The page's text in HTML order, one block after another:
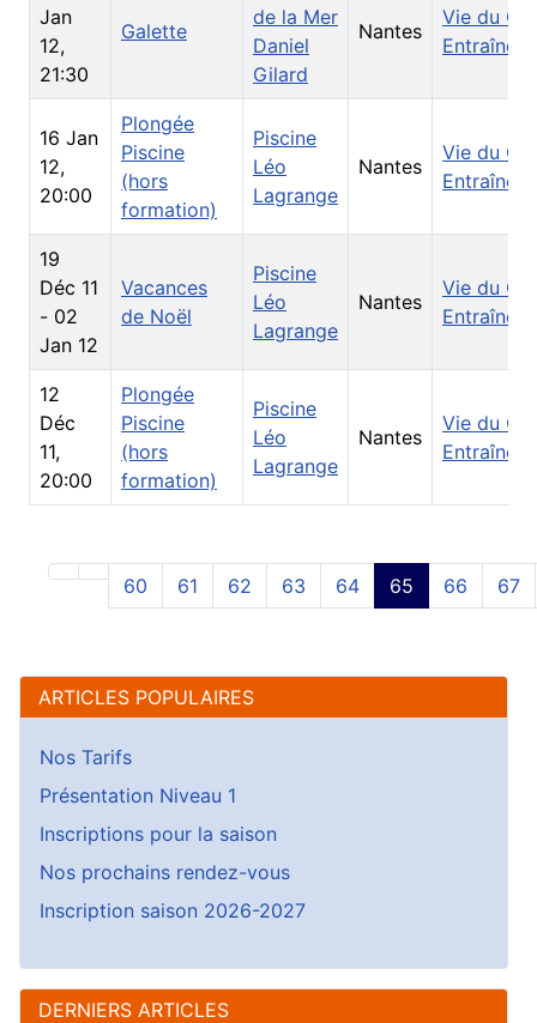
Jan
12,
21:30
Galette
de la Mer
Daniel
Gilard
Nantes
Vie du
16 Jan
12,
20:00
Plongée
Piscine
(hors
formation)
Piscine
Léo
Lagrange
Nantes
Vie du
19
Déc 11
- 02
Jan 12
Vacances
de Noël
Piscine
Léo
Lagrange
Nantes
Vie du
12
Déc
11,
20:00
Plongée
Piscine
(hors
formation)
Piscine
Léo
Lagrange
Nantes
Vie du
60 61 62 63 64 65 66 67
ARTICLES POPULAIRES
Nos Tarifs
Présentation Niveau 1
Inscriptions pour la saison
Nos prochains rendez-vous
Inscription saison 2026-2027
DERNIERS ARTICLES